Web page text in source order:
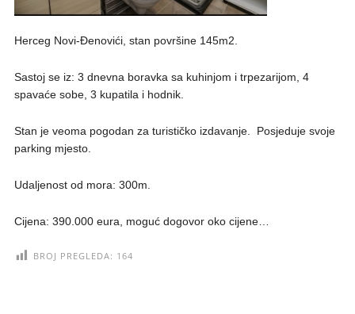
Herceg Novi-Đenovići, stan površine 145m2.
Sastoj se iz: 3 dnevna boravka sa kuhinjom i trpezarijom, 4
spavaće sobe, 3 kupatila i hodnik.
Stan je veoma pogodan za turističko izdavanje. Posjeduje svoje
parking mjesto.
Udaljenost od mora: 300m.
Cijena: 390.000 eura, moguć dogovor oko cijene…
BROJ PREGLEDA: 164